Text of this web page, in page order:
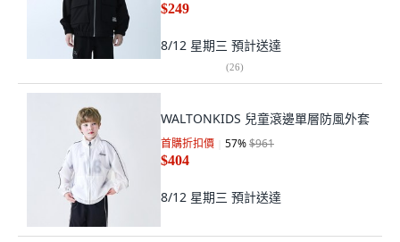
$249
8/12 星期三 預計送達
(26)
WALTONKIDS 兒童滾邊單層防風外套
首購折扣價 57%$961
$404
8/12 星期三 預計送達